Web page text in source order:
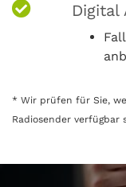
Digital
* Wir prüfen für Sie,
Radiosender verfügbar